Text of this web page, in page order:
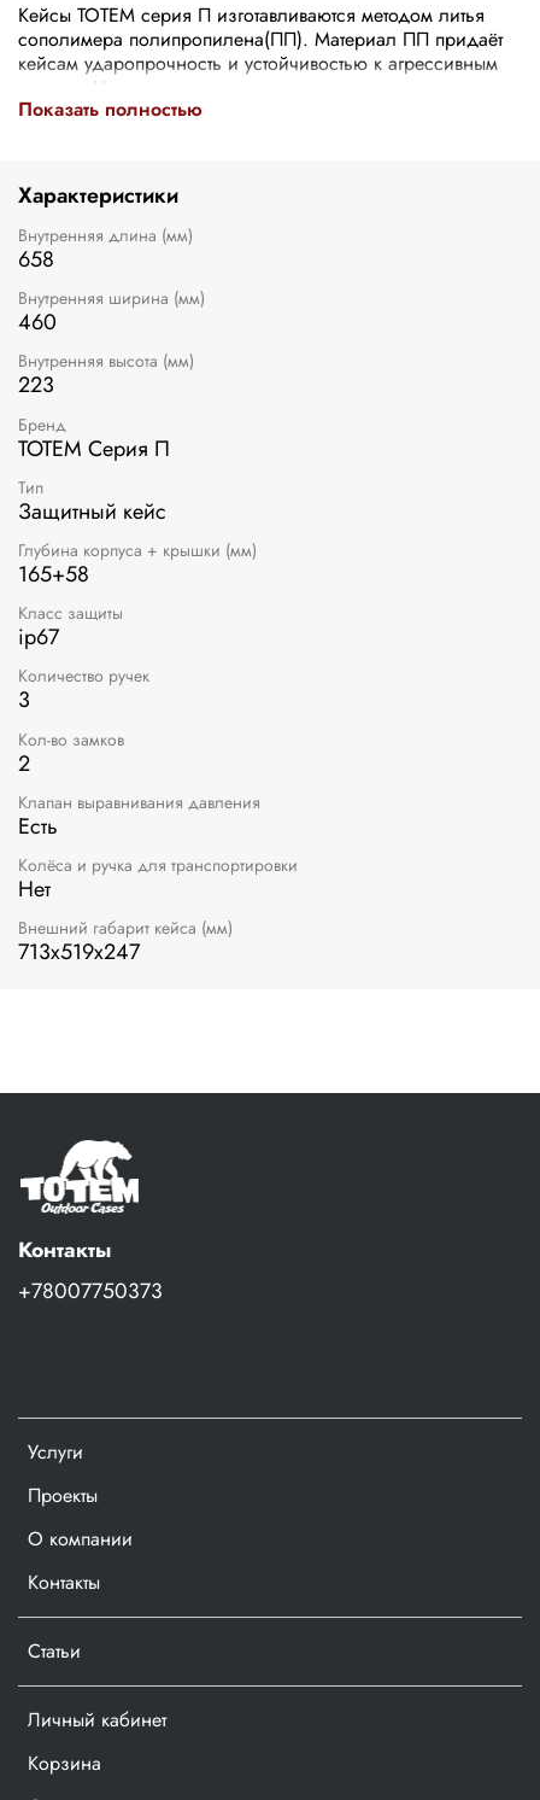
Кейсы ТОТЕМ серия П изготавливаются методом литья
сополимера полипропилена(ПП). Материал ПП придаёт
кейсам ударопрочность и устойчивостью к агрессивным
средам. Наличие резинового уплотнителя в корпусе
обеспечивает защиту от проникновения пыли и воды, это
избежать “вакуумной блокировки” при эксплуатации.
Система фиксации крышки обеспечивает плотное
прилегание и не допускает случайного раскрытия кейса, а
прорезиненная ручка способствует удобному хвату руки
отверстия для навесных замков, для предотвращения
несанкционированного доступа. Кейс сохраняет
защитные свойства в диапазоне температур от -40°С до
+90°С.
Показать полностью
Характеристики
Внутренняя длина (мм)
658
Внутренняя ширина (мм)
460
Внутренняя высота (мм)
223
Бренд
ТОТЕМ Серия П
Тип
Защитный кейс
Глубина корпуса + крышки (мм)
165+58
Класс защиты
ip67
Количество ручек
3
Кол-во замков
2
Клапан выравнивания давления
Есть
Колёса и ручка для транспортировки
Нет
Внешний габарит кейса (мм)
713х519х247
Услуги
Проекты
О компании
Контакты
Статьи
Личный кабинет
Корзина
Контакты
+78007750373